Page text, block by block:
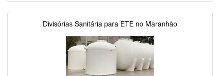
Divisórias Sanitária para ETE no Maranhão